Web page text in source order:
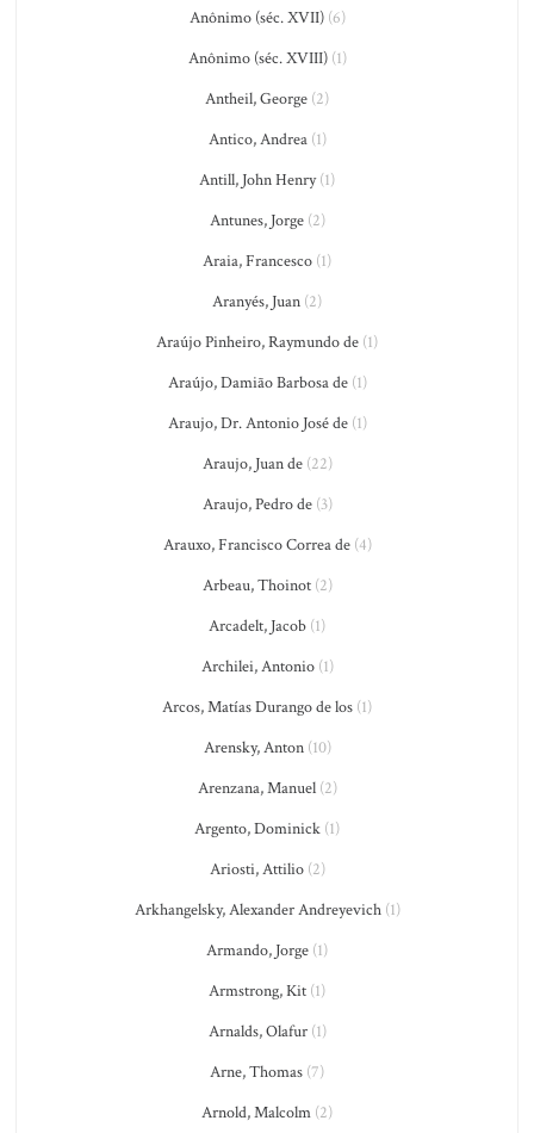
Anônimo (séc. XVII)(6)
Anônimo (séc. XVIII)(1)
Antheil, George (2)
Antico, Andrea(1)
Antill, John Henry(1)
Antunes, Jorge(2)
Araia, Francesco (1)
Aranyés, Juan (2)
Araújo Pinheiro, Raymundo de (1)
Araújo, Damião Barbosa de(1)
Araujo, Dr. Antonio José de(1)
Araujo, Juan de(22)
Araujo, Pedro de(3)
Arauxo, Francisco Correa de(4)
Arbeau, Thoinot(2)
Arcadelt, Jacob (1)
Archilei, Antonio(1)
Arcos, Matías Durango de los (1)
Arensky, Anton(10)
Arenzana, Manuel(2)
Argento, Dominick (1)
Ariosti, Attilio(2)
Arkhangelsky, Alexander Andreyevich(1)
Armando, Jorge (1)
Armstrong, Kit (1)
Arnalds, Olafur(1)
Arne, Thomas (7)
Arnold, Malcolm (2)